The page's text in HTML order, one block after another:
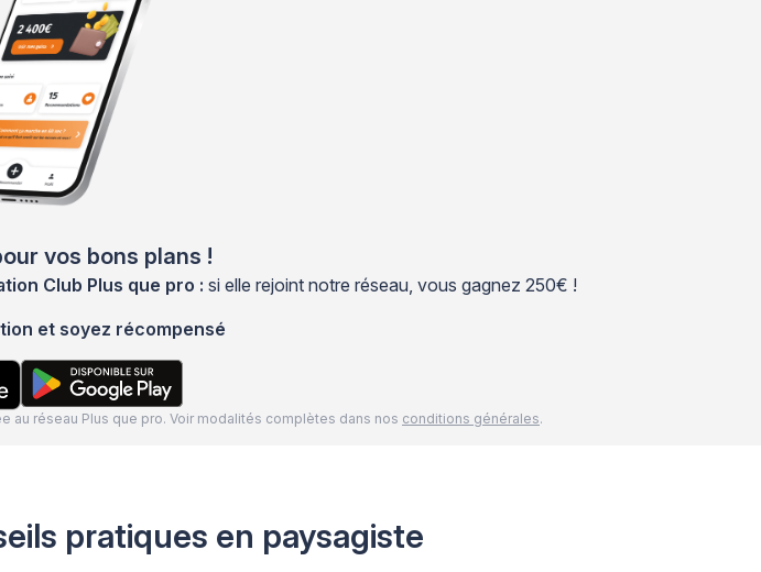
vos bons plans !
Club Plus que pro : si elle rejoint notre réseau, vous gagnez 250€ !
et soyez récompensé
réseau Plus que pro. Voir modalités complètes dans nos conditions générales.
pratiques en paysagiste